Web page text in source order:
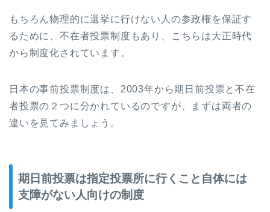
もちろん物理的に選挙に行けない人の参政権を保証す
るために、不在者投票制度もあり、こちらは大正時代
から制度化されています。
日本の事前投票制度は、2003年から期日前投票と不在
者投票の２つに分かれているのですが、まずは両者の
違いを見てみましょう。
期日前投票は指定投票所に行くこと自体には
支障がない人向けの制度